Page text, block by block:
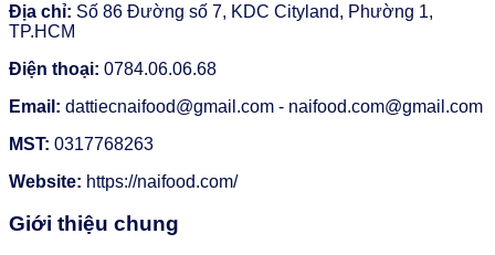
Địa chỉ: Số 86 Đường số 7, KDC Cityland, Phường 1,
TP.HCM
Điện thoại: 0784.06.06.68
Email: dattiecnaifood@gmail.com - naifood.com@gmail.com
MST: 0317768263
Website: https://naifood.com/
Giới thiệu chung